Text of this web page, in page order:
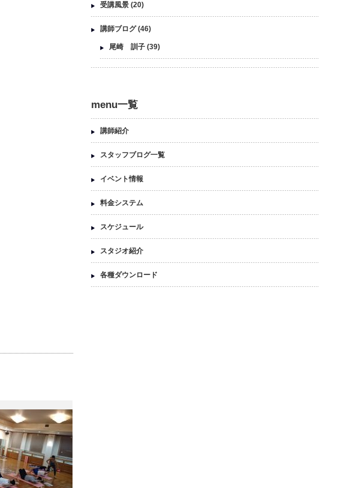
受講風景 (20)
講師ブログ(46)
尾崎 訓子 (39)
menu一覧
講師紹介
スタッフブログ一覧
イベント情報
料金システム
スケジュール
スタジオ紹介
各種ダウンロード